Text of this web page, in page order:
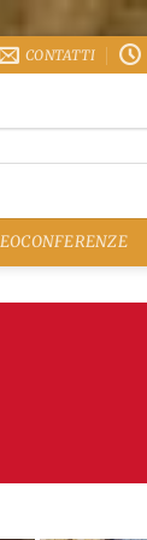
CONTATTI